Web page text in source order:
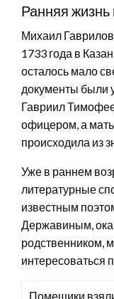
Ранняя жизнь
Михаил
1733 года в
осталось мало
документы были
Гавриил
офицером, а
происходила из
Уже в раннем
литературные
известным
Державиным,
родственником,
интересоваться
Помещики